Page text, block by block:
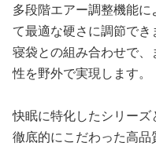
多段階エアー調整機能
て最適な硬さに調節でき
寝袋との組み合わせで
性を野外で実現します。
快眠に特化したシリー
徹底的にこだわった高品